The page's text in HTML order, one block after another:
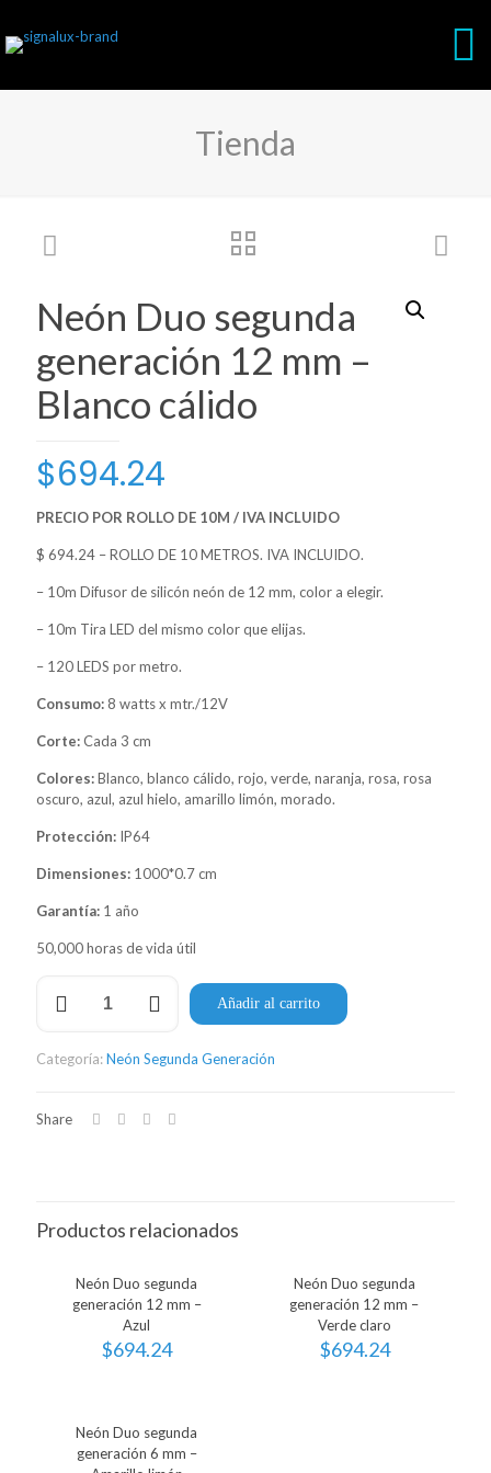
Tienda
Neón Duo segunda
generación 12 mm –
Blanco cálido
$694.24
PRECIO POR ROLLO DE 10M / IVA INCLUIDO
$ 694.24 – ROLLO DE 10 METROS. IVA INCLUIDO.
– 10m Difusor de silicón neón de 12 mm, color a elegir.
– 10m Tira LED del mismo color que elijas.
– 120 LEDS por metro.
Consumo: 8 watts x mtr./12V
Corte:Cada 3 cm
Colores:Blanco, blanco cálido, rojo, verde, naranja, rosa, rosa
oscuro, azul, azul hielo, amarillo limón, morado.
Protección: IP64
Dimensiones: 1000*0.7 cm
Garantía: 1 año
50,000 horas de vida útil
12
Blanco
Añadir al carrito
Categoría:Neón Segunda Generación
Share
Productos relacionados
Neón Duo segunda
generación 12 mm –
Azul
$694.24
Neón Duo segunda
generación 12 mm –
Verde claro
$694.24
Neón Duo segunda
generación 6 mm –